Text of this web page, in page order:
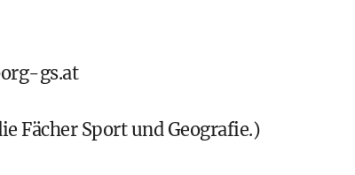
gs.at
Fächer Sport und Geografie.)